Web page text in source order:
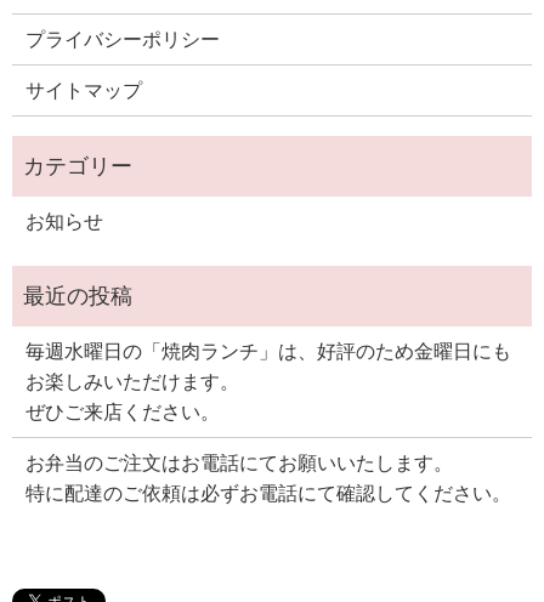
プライバシーポリシー
サイトマップ
お知らせ
毎週水曜日の「焼肉ランチ」は、好評のため金曜日にも
お楽しみいただけます。
ぜひご来店ください。
お弁当のご注文はお電話にてお願いいたします。
特に配達のご依頼は必ずお電話にて確認してください。